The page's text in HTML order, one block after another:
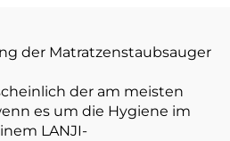
der Matratzenstaubsauger
der am meisten
es um die Hygiene im
LANJI-